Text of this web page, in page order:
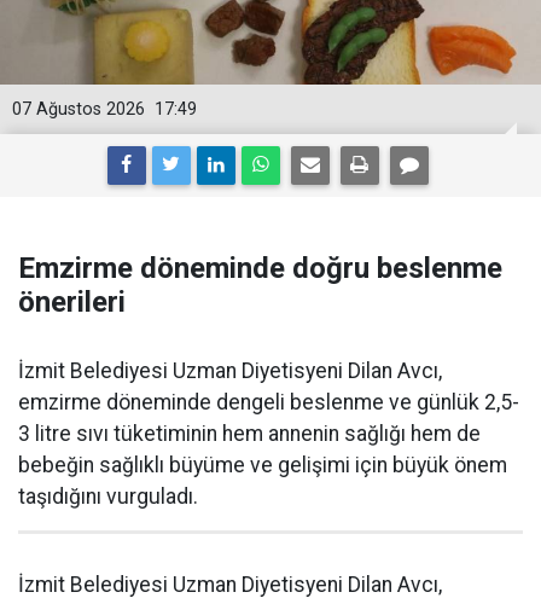
17:49
07 Ağustos 2026
Emzirme döneminde doğru beslenme
önerileri
İzmit Belediyesi Uzman Diyetisyeni Dilan Avcı,
emzirme döneminde dengeli beslenme ve günlük 2,5-
3 litre sıvı tüketiminin hem annenin sağlığı hem de
bebeğin sağlıklı büyüme ve gelişimi için büyük önem
taşıdığını vurguladı.
İzmit Belediyesi Uzman Diyetisyeni Dilan Avcı,